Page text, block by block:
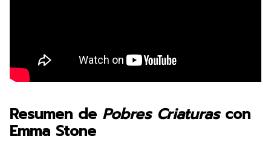
Resumen de Pobres Criaturascon
Emma Stone